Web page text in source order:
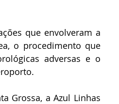
que envolveram a
o procedimento que
adversas e o
Grossa, a Azul Linhas